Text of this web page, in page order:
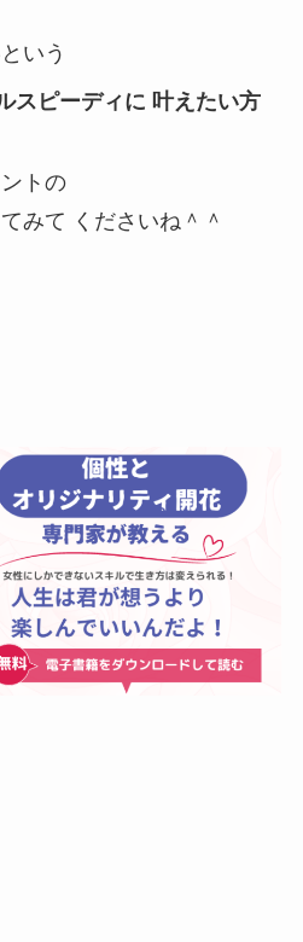
いう
スピーディに 叶えたい方
トの
みて くださいね＾＾